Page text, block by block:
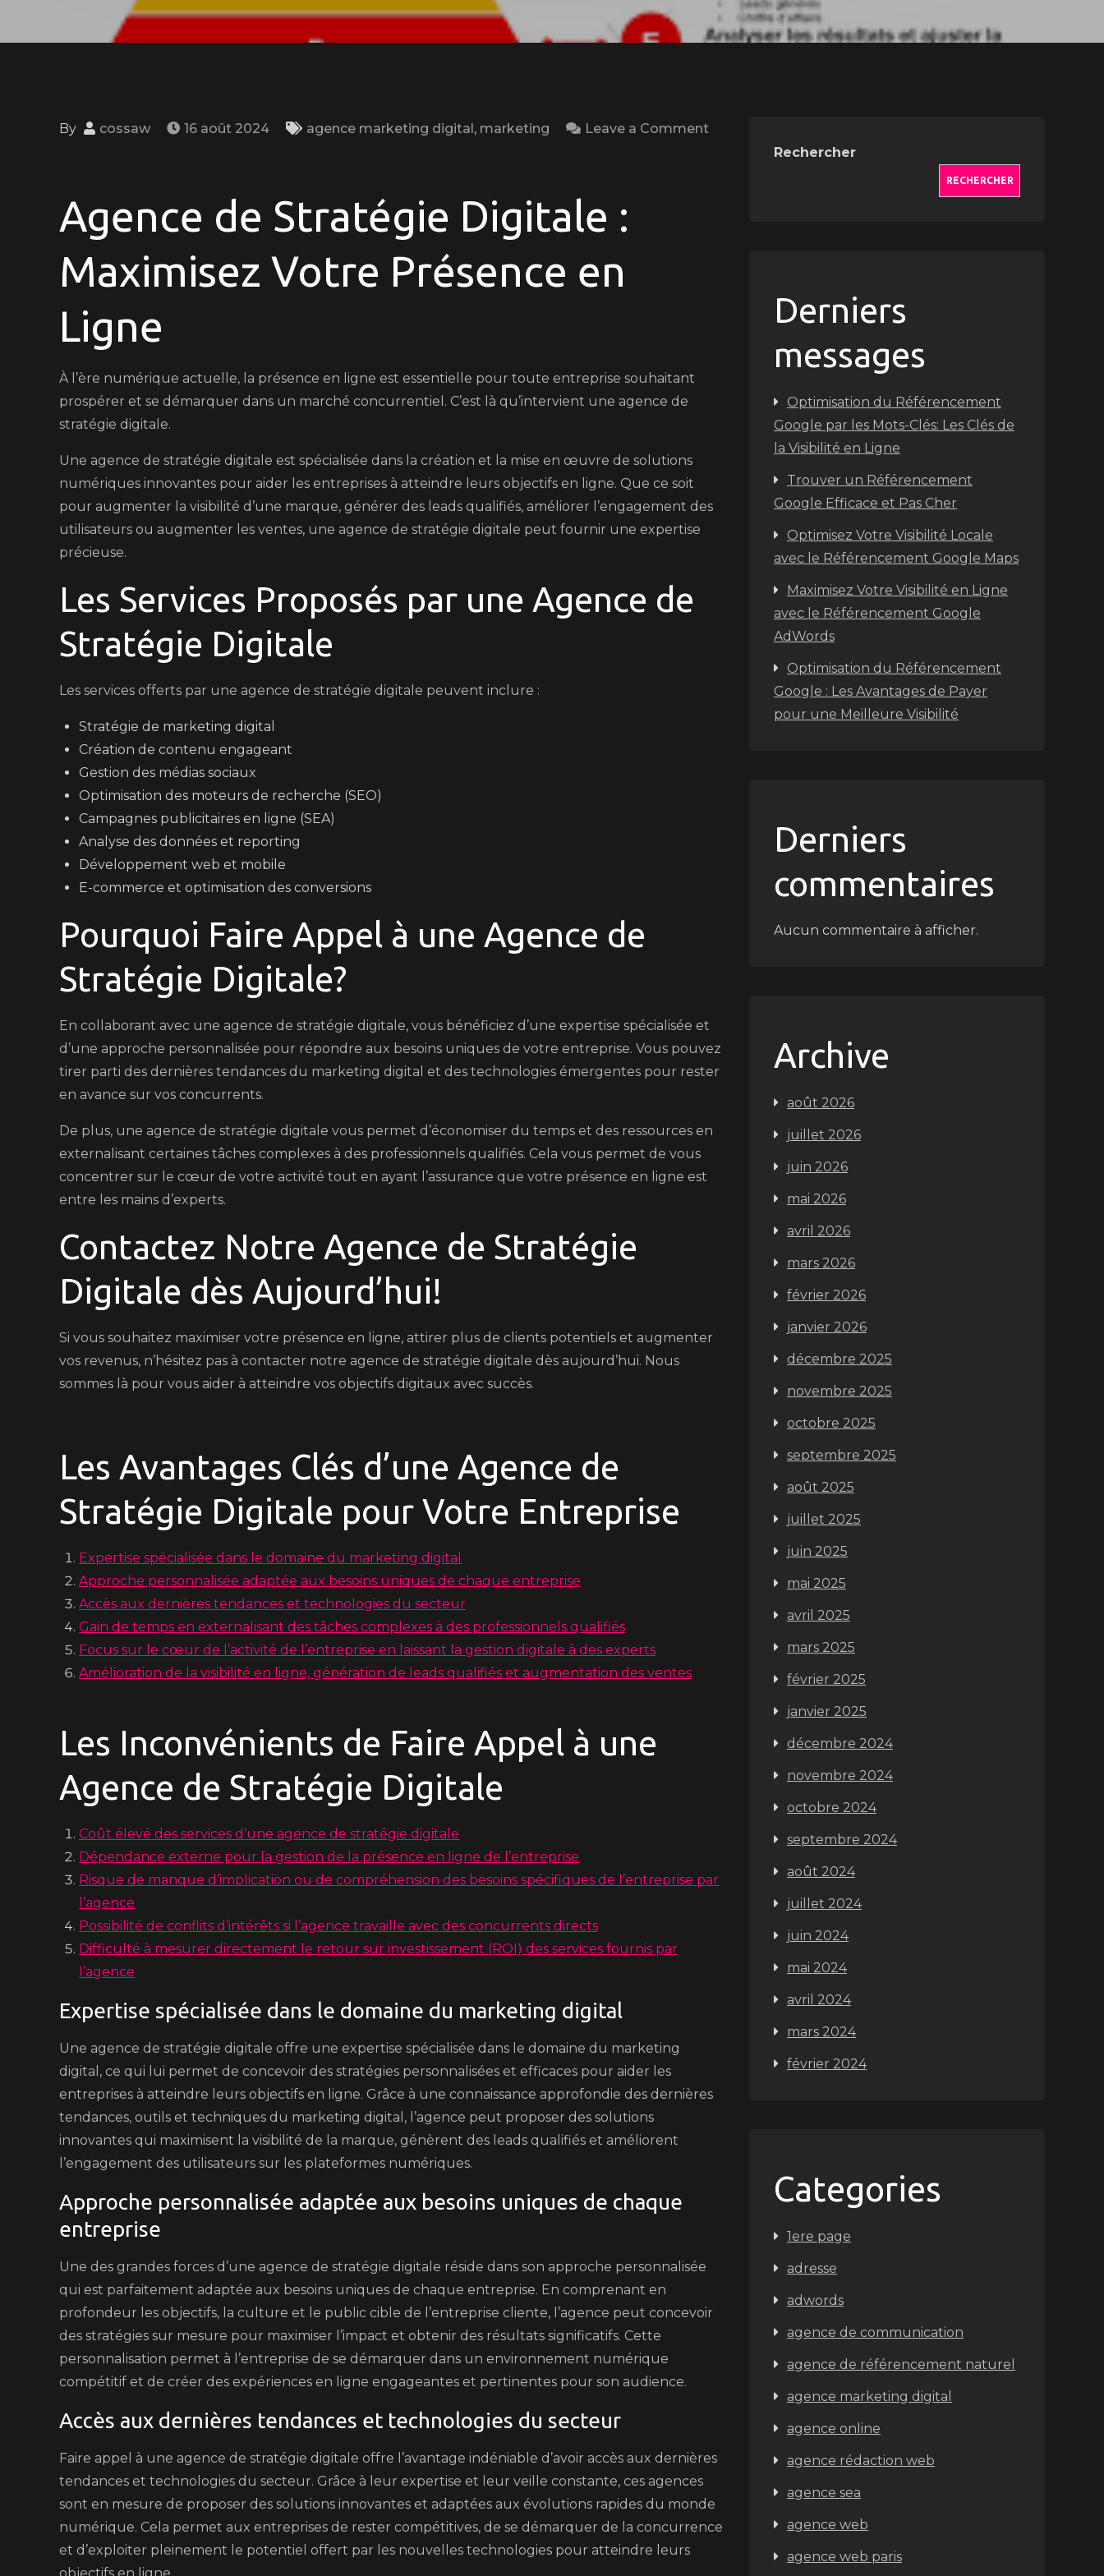
By cossaw 16 août 2024 agence marketing digital, marketing
Leave a Comment
Présence
Ligne
avec
une
Agence
Stratégie
Digitale
de
Agence de Stratégie Digitale :
Maximisez Votre Présence en
Ligne
À l’ère numérique actuelle, la présence en ligne est essentielle pour toute entreprise souhaitant
prospérer et se démarquer dans un marché concurrentiel. C’est là qu’intervient une agence de
stratégie digitale.
Une agence de stratégie digitale est spécialisée dans la création et la mise en œuvre de solutions
numériques innovantes pour aider les entreprises à atteindre leurs objectifs en ligne. Que ce soit
pour augmenter la visibilité d’une marque, générer des leads qualifiés, améliorer l’engagement des
utilisateurs ou augmenter les ventes, une agence de stratégie digitale peut fournir une expertise
précieuse.
Les Services Proposés par une Agence de
Stratégie Digitale
Les services offerts par une agence de stratégie digitale peuvent inclure :
Stratégie de marketing digital
Création de contenu engageant
Gestion des médias sociaux
Optimisation des moteurs de recherche (SEO)
Campagnes publicitaires en ligne (SEA)
Analyse des données et reporting
Développement web et mobile
E-commerce et optimisation des conversions
Pourquoi Faire Appel à une Agence de
Stratégie Digitale?
En collaborant avec une agence de stratégie digitale, vous bénéficiez d’une expertise spécialisée et
d’une approche personnalisée pour répondre aux besoins uniques de votre entreprise. Vous pouvez
tirer parti des dernières tendances du marketing digital et des technologies émergentes pour rester
en avance sur vos concurrents.
De plus, une agence de stratégie digitale vous permet d’économiser du temps et des ressources en
externalisant certaines tâches complexes à des professionnels qualifiés. Cela vous permet de vous
concentrer sur le cœur de votre activité tout en ayant l’assurance que votre présence en ligne est
entre les mains d’experts.
Contactez Notre Agence de Stratégie
Digitale dès Aujourd’hui!
Si vous souhaitez maximiser votre présence en ligne, attirer plus de clients potentiels et augmenter
vos revenus, n’hésitez pas à contacter notre agence de stratégie digitale dès aujourd’hui. Nous
sommes là pour vous aider à atteindre vos objectifs digitaux avec succès.
Les Avantages Clés d’une Agence de
Stratégie Digitale pour Votre Entreprise
Expertise spécialisée dans le domaine du marketing digital
Approche personnalisée adaptée aux besoins uniques de chaque entreprise
Accès aux dernières tendances et technologies du secteur
Gain de temps en externalisant des tâches complexes à des professionnels qualifiés
Focus sur le cœur de l’activité de l’entreprise en laissant la gestion digitale à des experts
Amélioration de la visibilité en ligne, génération de leads qualifiés et augmentation des ventes
Les Inconvénients de Faire Appel à une
Agence de Stratégie Digitale
Coût élevé des services d’une agence de stratégie digitale
Dépendance externe pour la gestion de la présence en ligne de l’entreprise
Risque de manque d’implication ou de compréhension des besoins spécifiques de l’entreprise par
l’agence
Possibilité de conflits d’intérêts si l’agence travaille avec des concurrents directs
Difficulté à mesurer directement le retour sur investissement (ROI) des services fournis par
l’agence
Expertise spécialisée dans le domaine du marketing digital
Une agence de stratégie digitale offre une expertise spécialisée dans le domaine du marketing
digital, ce qui lui permet de concevoir des stratégies personnalisées et efficaces pour aider les
entreprises à atteindre leurs objectifs en ligne. Grâce à une connaissance approfondie des dernières
tendances, outils et techniques du marketing digital, l’agence peut proposer des solutions
innovantes qui maximisent la visibilité de la marque, génèrent des leads qualifiés et améliorent
l’engagement des utilisateurs sur les plateformes numériques.
Approche personnalisée adaptée aux besoins uniques de chaque
entreprise
Une des grandes forces d’une agence de stratégie digitale réside dans son approche personnalisée
qui est parfaitement adaptée aux besoins uniques de chaque entreprise. En comprenant en
profondeur les objectifs, la culture et le public cible de l’entreprise cliente, l’agence peut concevoir
des stratégies sur mesure pour maximiser l’impact et obtenir des résultats significatifs. Cette
personnalisation permet à l’entreprise de se démarquer dans un environnement numérique
compétitif et de créer des expériences en ligne engageantes et pertinentes pour son audience.
Accès aux dernières tendances et technologies du secteur
Faire appel à une agence de stratégie digitale offre l’avantage indéniable d’avoir accès aux dernières
tendances et technologies du secteur. Grâce à leur expertise et leur veille constante, ces agences
sont en mesure de proposer des solutions innovantes et adaptées aux évolutions rapides du monde
numérique. Cela permet aux entreprises de rester compétitives, de se démarquer de la concurrence
et d’exploiter pleinement le potentiel offert par les nouvelles technologies pour atteindre leurs
Rechercher
RECHERCHER
Derniers
messages
Optimisation du Référencement
Google par les Mots-Clés: Les Clés de
la Visibilité en Ligne
Trouver un Référencement
Google Efficace et Pas Cher
Optimisez Votre Visibilité Locale
avec le Référencement Google Maps
Maximisez Votre Visibilité en Ligne
avec le Référencement Google
AdWords
Optimisation du Référencement
Google : Les Avantages de Payer
pour une Meilleure Visibilité
Derniers
commentaires
Aucun commentaire à afficher.
Archive
août 2026
juillet 2026
juin 2026
mai 2026
avril 2026
mars 2026
février 2026
janvier 2026
décembre 2025
novembre 2025
octobre 2025
septembre 2025
août 2025
juillet 2025
juin 2025
mai 2025
avril 2025
mars 2025
février 2025
janvier 2025
décembre 2024
novembre 2024
octobre 2024
septembre 2024
août 2024
juillet 2024
juin 2024
mai 2024
avril 2024
mars 2024
février 2024
Categories
1ere page
adresse
adwords
agence de communication
agence de référencement naturel
agence marketing digital
agence online
agence rédaction web
agence sea
agence web
agence web paris